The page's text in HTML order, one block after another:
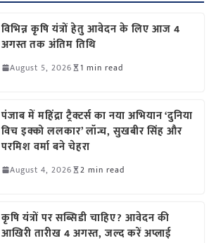
विभिन्न कृषि यंत्रों हेतु आवेदन के लिए आज 4
अगस्त तक अंतिम तिथि
August 5, 2026 1 min read
पंजाब में महिंद्रा ट्रैक्टर्स का नया अभियान ‘दुनिया
विच इक्को ललकार’ लॉन्च, सुखबीर सिंह और
परमिश वर्मा बने चेहरा
August 4, 2026 2 min read
कृषि यंत्रों पर सब्सिडी चाहिए? आवेदन की
आखिरी तारीख 4 अगस्त, जल्द करें अप्लाई